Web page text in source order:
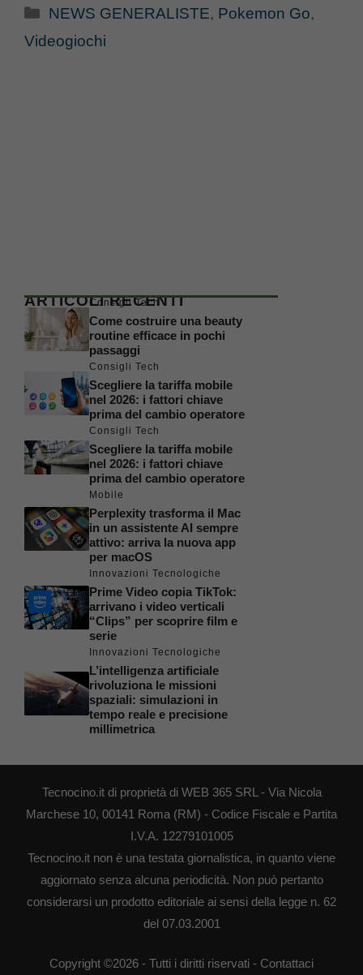
Categorie
NEWS GENERALISTE, Pokemon Go,
Videogiochi
ARTICOLI RECENTI
Consigli Tech
Come costruire una beauty
routine efficace in pochi
passaggi
Consigli Tech
Scegliere la tariffa mobile
nel 2026: i fattori chiave
prima del cambio operatore
Consigli Tech
Scegliere la tariffa mobile
nel 2026: i fattori chiave
prima del cambio operatore
Mobile
Perplexity trasforma il Mac
in un assistente AI sempre
attivo: arriva la nuova app
per macOS
Innovazioni Tecnologiche
Prime Video copia TikTok:
arrivano i video verticali
“Clips” per scoprire film e
serie
Innovazioni Tecnologiche
L’intelligenza artificiale
rivoluziona le missioni
spaziali: simulazioni in
tempo reale e precisione
millimetrica
Tecnocino.it di proprietà di WEB 365 SRL - Via Nicola
Marchese 10, 00141 Roma (RM) - Codice Fiscale e Partita
I.V.A. 12279101005
Tecnocino.it non è una testata giornalistica, in quanto viene
aggiornato senza alcuna periodicità. Non può pertanto
considerarsi un prodotto editoriale ai sensi della legge n. 62
del 07.03.2001
Copyright ©2026 - Tutti i diritti riservati - Contattaci